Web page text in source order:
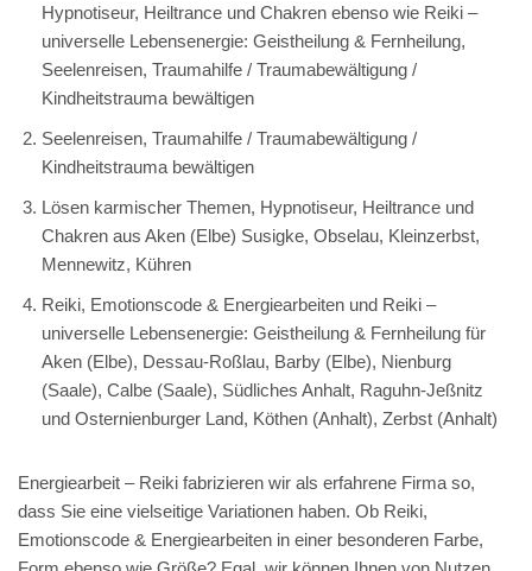
Hypnotiseur, Heiltrance und Chakren ebenso wie Reiki –
universelle Lebensenergie: Geistheilung & Fernheilung,
Seelenreisen, Traumahilfe / Traumabewältigung /
Kindheitstrauma bewältigen
Seelenreisen, Traumahilfe / Traumabewältigung /
Kindheitstrauma bewältigen
Lösen karmischer Themen, Hypnotiseur, Heiltrance und
Chakren aus Aken (Elbe) Susigke, Obselau, Kleinzerbst,
Mennewitz, Kühren
Reiki, Emotionscode & Energiearbeiten und Reiki –
universelle Lebensenergie: Geistheilung & Fernheilung für
Aken (Elbe), Dessau-Roßlau, Barby (Elbe), Nienburg
(Saale), Calbe (Saale), Südliches Anhalt, Raguhn-Jeßnitz
und Osternienburger Land, Köthen (Anhalt), Zerbst (Anhalt)
Energiearbeit – Reiki fabrizieren wir als erfahrene Firma so,
dass Sie eine vielseitige Variationen haben. Ob Reiki,
Emotionscode & Energiearbeiten in einer besonderen Farbe,